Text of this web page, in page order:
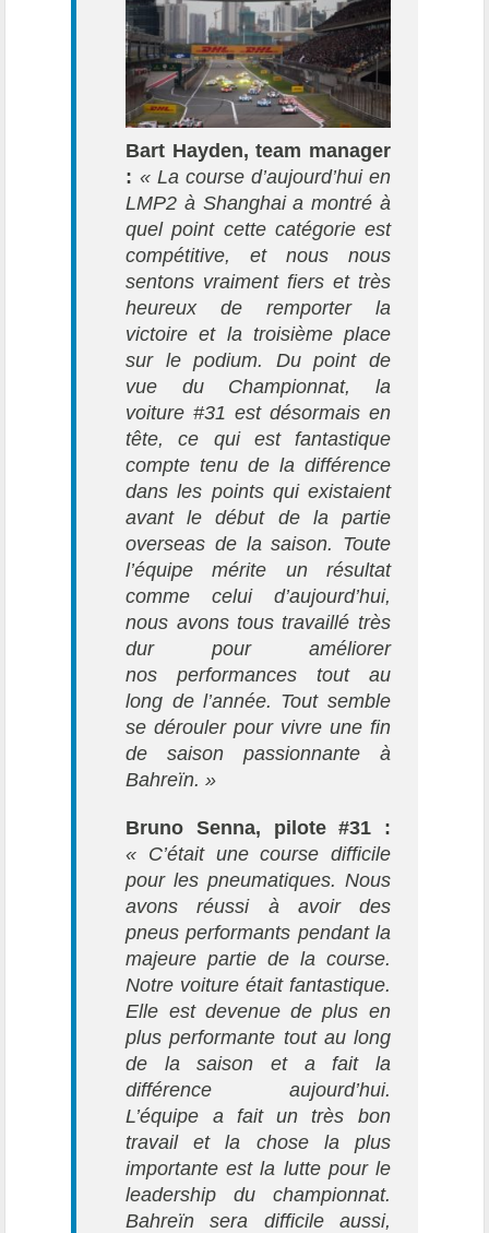
Bart Hayden, team manager
: « La course d’aujourd’hui en
LMP2 à Shanghai a montré à
quel point cette catégorie est
compétitive, et nous nous
sentons vraiment fiers et très
heureux de remporter la
victoire et la troisième place
sur le podium. Du point de
vue du Championnat, la
voiture #31 est désormais en
tête, ce qui est fantastique
compte tenu de la différence
dans les points qui existaient
avant le début de la partie
overseas de la saison. Toute
l’équipe mérite un résultat
comme celui d’aujourd’hui,
nous avons tous travaillé très
dur pour améliorer
nos performances tout au
long de l’année. Tout semble
se dérouler pour vivre une fin
de saison passionnante à
Bahreïn. »
Bruno Senna, pilote #31 :
« C’était une course difficile
pour les pneumatiques. Nous
avons réussi à avoir des
pneus performants pendant la
majeure partie de la course.
Notre voiture était fantastique.
Elle est devenue de plus en
plus performante tout au long
de la saison et a fait la
différence aujourd’hui.
L’équipe a fait un très bon
travail et la chose la plus
importante est la lutte pour le
leadership du championnat.
Bahreïn sera difficile aussi,